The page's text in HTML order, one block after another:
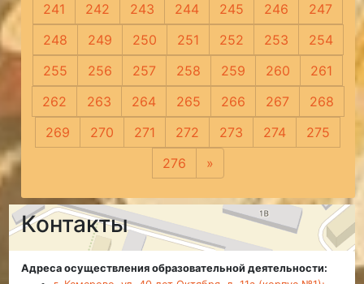
241
242 243 244 245 246
247
248
249 250 251 252 253
254
255
256 257 258 259 260
261
262
263 264 265 266 267
268
269
270 271 272 273 274
275
276
»
Контакты
Адреса осуществления образовательной деятельности: